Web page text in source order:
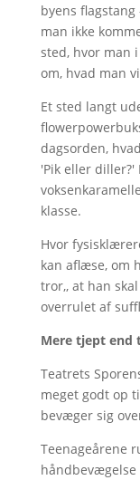
byens
man ikke
sted, hvor man
om, hvad man
Et sted langt
dagsorden,
'Pik eller diller?'
klasse.
Hvor
kan aflæse, om
tror,, at han
overrulet af
Mere tjept
Teatrets
meget godt op
bevæger sig
Teenageårene
håndbevægelse